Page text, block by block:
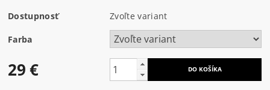
Dostupnosť Zvoľte variant
Farba
29 €